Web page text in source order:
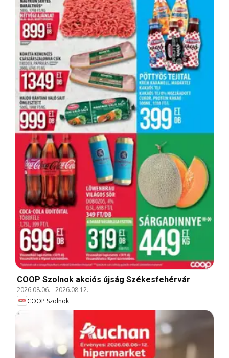
COOP Szolnok akciós újság Székesfehérvár
2026.08.06. -2026.08.12.
COOP Szolnok